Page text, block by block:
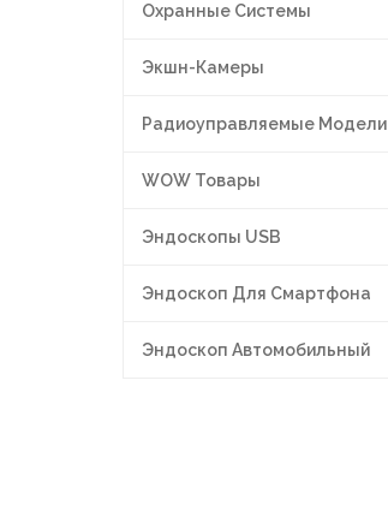
Охранные Системы
Экшн-Камеры
Радиоуправляемые Модели
WOW Товары
Эндоскопы USB
Эндоскоп Для Смартфона
Эндоскоп Автомобильный